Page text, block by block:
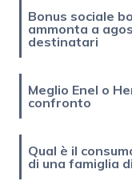
Bonus sociale
ammonta a
destinatari
Meglio Enel o
confronto
Qual è il
di una famiglia